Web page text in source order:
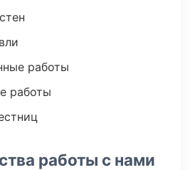
работы
работы
работы с нами